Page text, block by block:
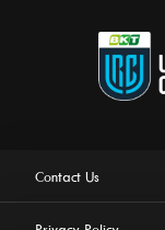
Contact Us